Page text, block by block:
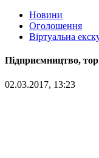
Новини
Оголошення
Віртуальна
Підприємництво,
02.03.2017, 13:23